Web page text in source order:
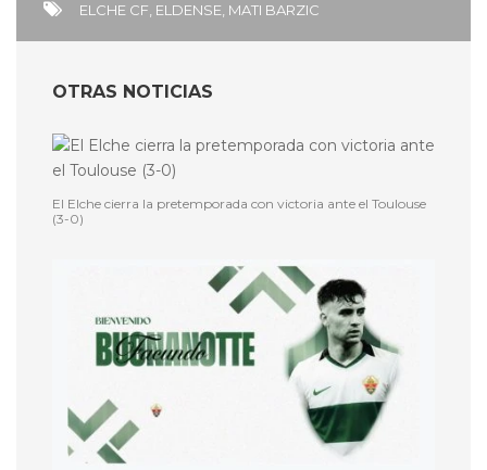
ELCHE CF ELDENSE MATI BARZIC
OTRAS NOTICIAS
El Elche cierra la pretemporada con victoria ante el Toulouse
(3-0)